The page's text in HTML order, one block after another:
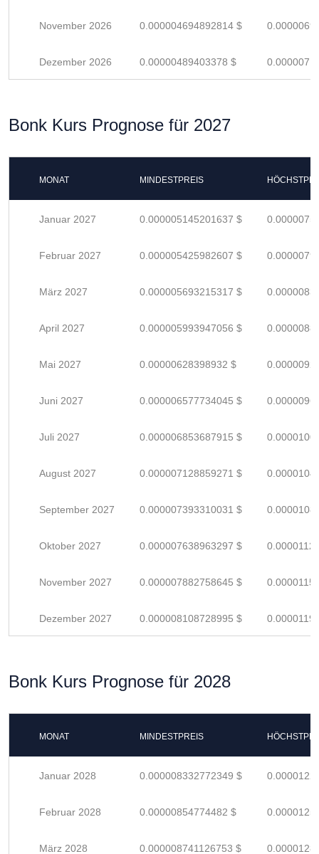
November 2026 0.000004694892814 $
Dezember 2026 0.00000489403378 $
Bonk Kurs Prognose für 2027
MONAT MINDESTPREIS
Januar 2027 0.000005145201637 $
Februar 2027 0.000005425982607 $
März 2027 0.000005693215317 $
April 2027 0.000005993947056 $
Mai 2027 0.00000628398932 $
Juni 2027 0.000006577734045 $
Juli 2027 0.000006853687915 $
August 2027 0.000007128859271 $
September 2027 0.000007393310031 $
Oktober 2027 0.000007638963297 $
November 2027 0.000007882758645 $
Dezember 2027 0.000008108728995 $
Bonk Kurs Prognose für 2028
MONAT MINDESTPREIS
Januar 2028 0.000008332772349 $
Februar 2028 0.00000854774482 $
März 2028 0.000008741126753 $